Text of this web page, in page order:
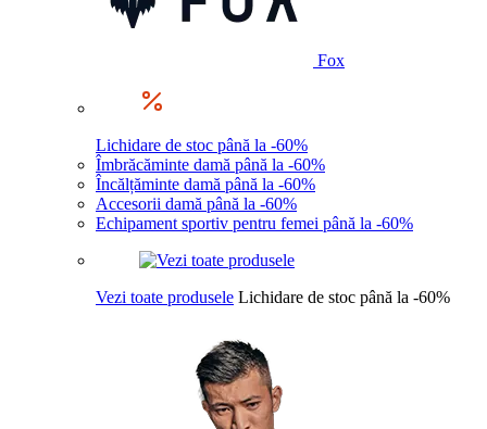
Fox
Lichidare de stoc până la -60%
Îmbrăcăminte damă până la -60%
Încălțăminte damă până la -60%
Accesorii damă până la -60%
Echipament sportiv pentru femei până la -60%
Vezi toate produsele Lichidare de stoc până la -60%